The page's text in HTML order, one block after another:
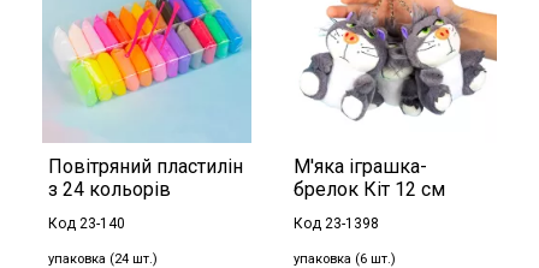
Повітряний пластилін
з 24 кольорів
Код 23-140
упаковка (24 шт.)
М'яка іграшка-
брелок Кіт 12 см
Код 23-1398
упаковка (6 шт.)